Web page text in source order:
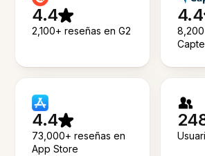
4.4
2,100+ reseñas en G2
4.4
4.4
73,000+ reseñas en
App Store